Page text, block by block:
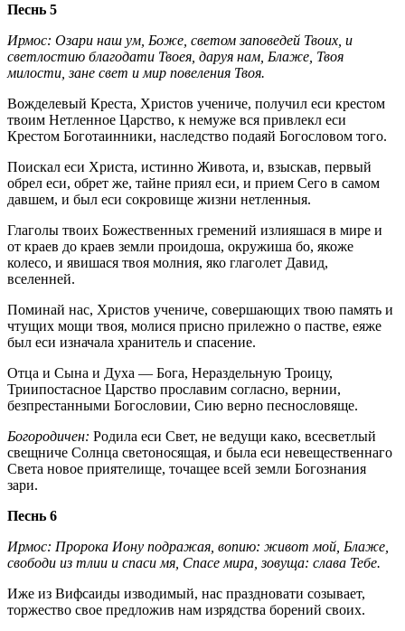
Песнь 5
Ирмос: Озари наш ум, Боже, светом заповедей Твоих, и
светлостию благодати Твоея, даруя нам, Блаже, Твоя
милости, зане свет и мир повеления Твоя.
Вожделевый Креста, Христов учениче, получил еси крестом
твоим Нетленное Царство, к немуже вся привлекл еси
Крестом Боготаинники, наследство подаяй Богословом того.
Поискал еси Христа, истинно Живота, и, взыскав, первый
обрел еси, обрет же, тайне приял еси, и прием Сего в самом
давшем, и был еси сокровище жизни нетленныя.
Глаголы твоих Божественных гремений излияшася в мире и
от краев до краев земли проидоша, окружиша бо, якоже
колесо, и явишася твоя молния, яко глаголет Давид,
вселенней.
Поминай нас, Христов учениче, совершающих твою память и
чтущих мощи твоя, молися присно прилежно о пастве, еяже
был еси изначала хранитель и спасение.
Отца и Сына и Духа — Бога, Нераздельную Троицу,
Триипостасное Царство прославим согласно, вернии,
безпрестанными Богословии, Сию верно песнословяще.
Богородичен: Родила еси Свет, не ведущи како, всесветлый
свещниче Солнца светоносящая, и была еси невещественнаго
Света новое приятелище, точащее всей земли Богознания
зари.
Песнь 6
Ирмос: Пророка Иону подражая, вопию: живот мой, Блаже,
свободи из тлии и спаси мя, Спасе мира, зовуща: слава Тебе.
Иже из Вифсаиды изводимый, нас праздновати созывает,
торжество свое предложив нам изрядства борений своих.